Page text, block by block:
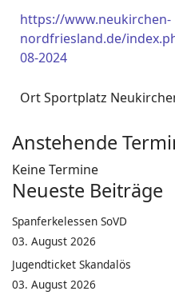
https://www.neukirchen-
nordfriesland.de/
08-2024
OrtSportplatz
Anstehende
Keine Termine
Neueste Beiträge
Spanferkelessen SoVD
03. August 2026
Jugendticket Skandalös
03. August 2026